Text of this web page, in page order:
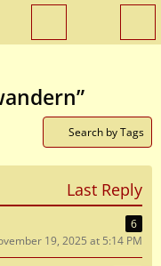
Search by Tags
Last Reply
6
19, 2025 at 5:14 PM